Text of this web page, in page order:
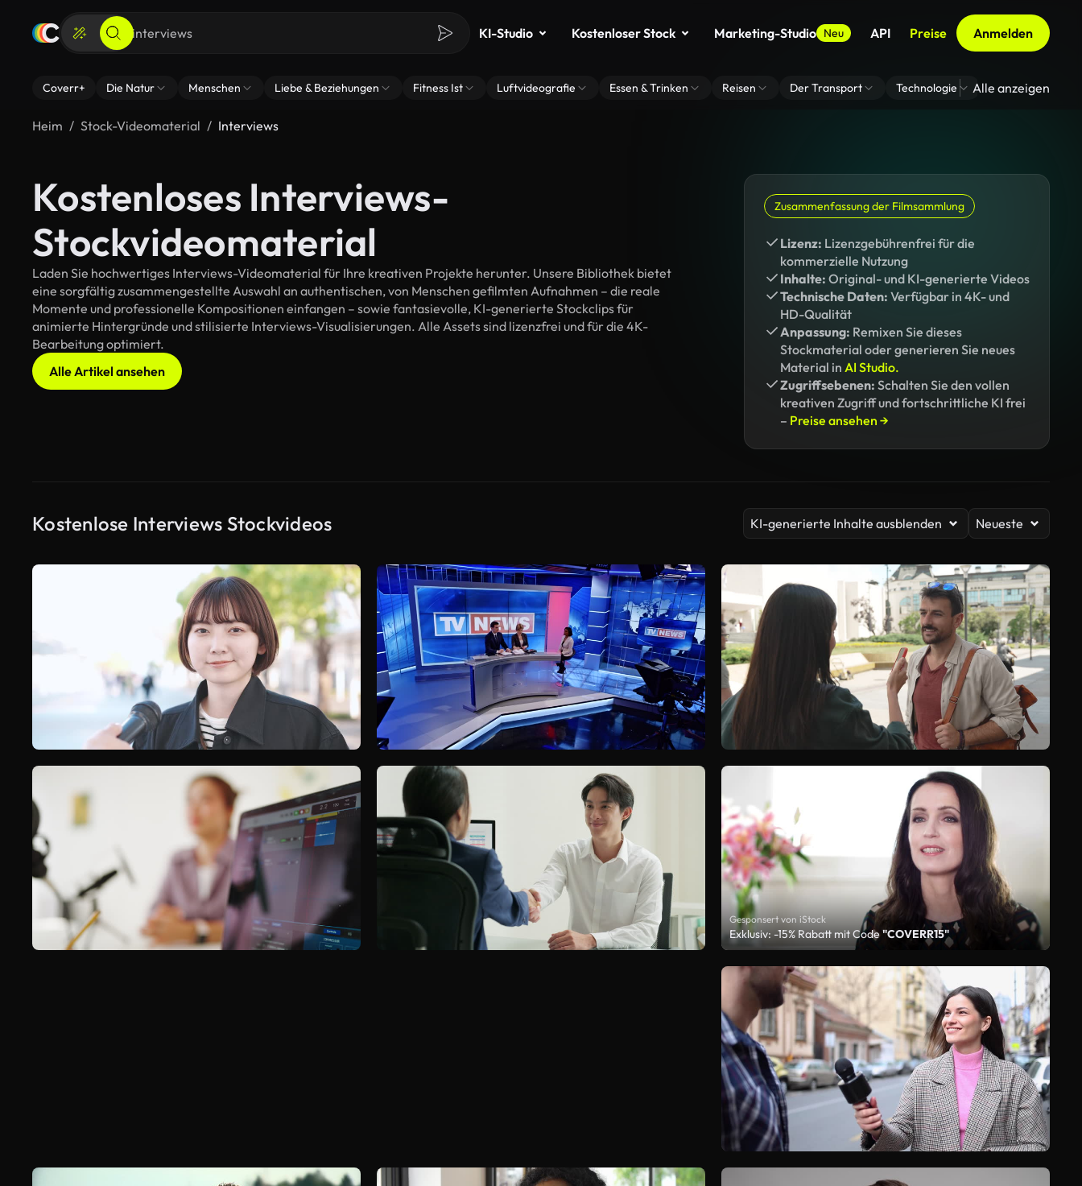
KI-Studio Kostenloser Stock Marketing-Studio Neu API Preise Anmelden
Coverr+ Die Natur Menschen Liebe & Beziehungen Fitness Ist Luftvideografie Essen & Trinken Reisen Der Transport Technologie Zoom Virtuelle
Alle anzeigen
Heim Stock-Videomaterial Interviews
Kostenloses Interviews-
Stockvideomaterial
Laden Sie hochwertiges Interviews-Videomaterial für Ihre kreativen Projekte herunter. Unsere Bibliothek bietet
eine sorgfältig zusammengestellte Auswahl an authentischen, von Menschen gefilmten Aufnahmen – die reale
Momente und professionelle Kompositionen einfangen – sowie fantasievolle, KI-generierte Stockclips für
animierte Hintergründe und stilisierte Interviews-Visualisierungen. Alle Assets sind lizenzfrei und für die 4K-
Bearbeitung optimiert.
Alle Artikel ansehen
Zusammenfassung der Filmsammlung
Lizenz: Lizenzgebührenfrei für die
kommerzielle Nutzung
Inhalte: Original- und KI-generierte Videos
Technische Daten: Verfügbar in 4K- und
HD-Qualität
Anpassung: Remixen Sie dieses
Stockmaterial oder generieren Sie neues
Material in AI Studio.
Zugriffsebenen: Schalten Sie den vollen
kreativen Zugriff und fortschrittliche KI frei
– Preise ansehen →
Kostenlose Interviews Stockvideos KI-generierte Inhalte ausblenden Neueste
Gesponsert von iStock
Exklusiv: -15% Rabatt mit Code"COVERR15"